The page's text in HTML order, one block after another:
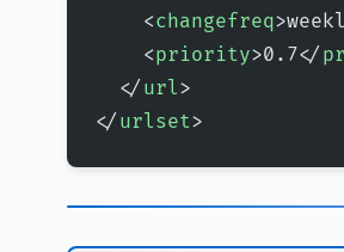
    <
changefreq
    <
priority>0.7</
  </
url>
</ urlset>